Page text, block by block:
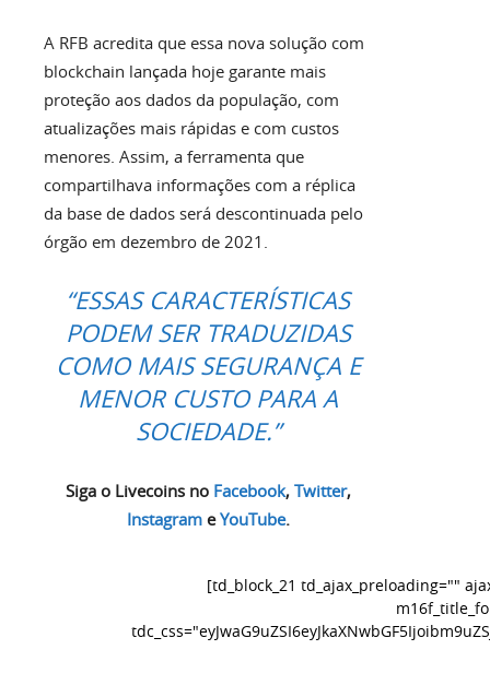
A RFB acredita que essa nova solução com
blockchain lançada hoje garante mais
proteção aos dados da população, com
atualizações mais rápidas e com custos
menores. Assim, a ferramenta que
compartilhava informações com a réplica
da base de dados será descontinuada pelo
órgão em dezembro de 2021.
“ESSAS CARACTERÍSTICAS
PODEM SER TRADUZIDAS
COMO MAIS SEGURANÇA E
MENOR CUSTO PARA A
SOCIEDADE.”
Siga o Livecoins no Facebook, Twitter,
InstagrameYouTube.
[td_block_21 td_ajax_preloading=""